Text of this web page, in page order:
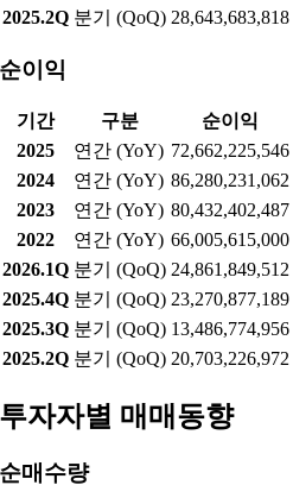
2025.2Q 분기 (QoQ) 28,643,683,818
순이익
기간 구분 순이익
2025
연간 (YoY) 72,662,225,546
2024
연간 (YoY) 86,280,231,062
2023
연간 (YoY) 80,432,402,487
2022
연간 (YoY) 66,005,615,000
2026.1Q 분기 (QoQ) 24,861,849,512
2025.4Q 분기 (QoQ) 23,270,877,189
2025.3Q 분기 (QoQ) 13,486,774,956
2025.2Q 분기 (QoQ) 20,703,226,972
투자자별 매매동향
순매수량